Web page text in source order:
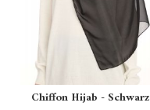
Chiffon Hijab - Schwarz